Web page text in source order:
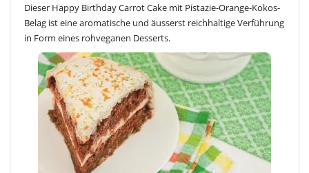
Dieser Happy Birthday Carrot Cake mit Pistazie-Orange-Kokos-
Belag ist eine aromatische und äusserst reichhaltige Verführung
in Form eines rohveganen Desserts.